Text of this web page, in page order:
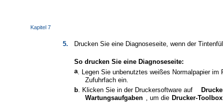
5. Drucken Sie eine Diagnoseseite, wenn der
So drucken Sie eine Diagnoseseite:
a. Legen Sie unbenutztes weißes Normalpapier im
Zufuhrfach ein.
b. Klicken Sie in der Druckersoftware auf
Wartungsaufgaben , um die Drucker-Toolbox
Kapitel 7